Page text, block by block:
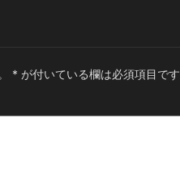
* が付いている欄は必須項目です